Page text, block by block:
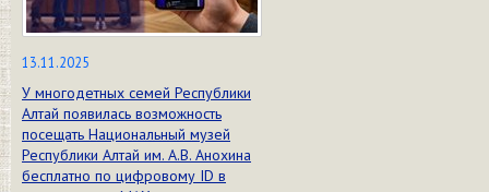
13.11.2025
У многодетных семей Республики
Алтай появилась возможность
посещать Национальный музей
Республики Алтай им. А.В. Анохина
бесплатно по цифровому ID в